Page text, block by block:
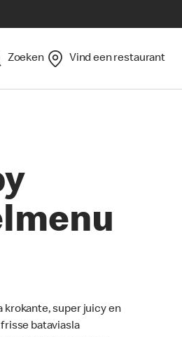
Zoeken Vind een restaurant
krokante, super juicy en
bataviasla